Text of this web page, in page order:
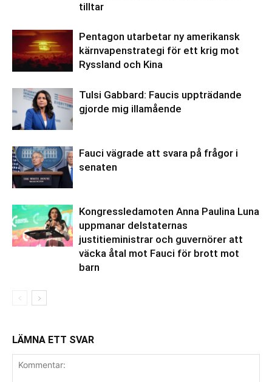
tilltar
Pentagon utarbetar ny amerikansk
kärnvapenstrategi för ett krig mot
Ryssland och Kina
Tulsi Gabbard: Faucis uppträdande
gjorde mig illamående
Fauci vägrade att svara på frågor i
senaten
Kongressledamoten Anna Paulina Luna
uppmanar delstaternas
justitieministrar och guvernörer att
väcka åtal mot Fauci för brott mot
barn
LÄMNA ETT SVAR